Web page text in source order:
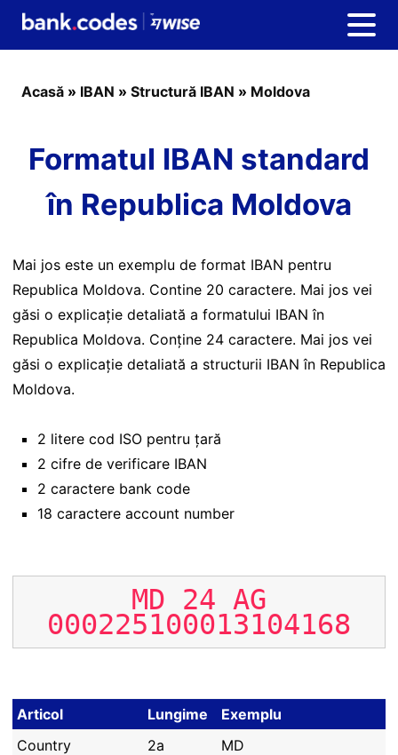
Acasă » IBAN » Structură IBAN » Moldova
Formatul IBAN standard
în Republica Moldova
Mai jos este un exemplu de format IBAN pentru
Republica Moldova. Contine 20 caractere. Mai jos vei
găsi o explicație detaliată a formatului IBAN în
Republica Moldova. Conține 24 caractere. Mai jos vei
găsi o explicație detaliată a structurii IBAN în Republica
Moldova.
2 litere cod ISO pentru țară
2 cifre de verificare IBAN
2 caractere bank code
18 caractere account number
MD 24 AG
000225100013104168
Articol Lungime
Exemplu
Country
2a
MD